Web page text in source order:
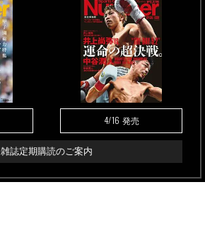
4/16 発売
雑誌定期購読のご案内